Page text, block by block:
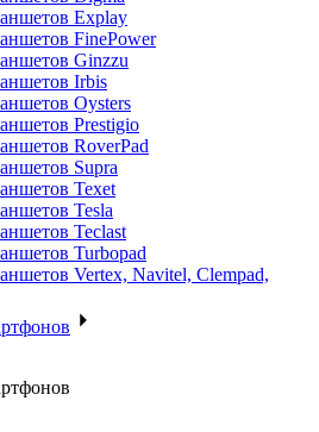
Explay
FinePower
Ginzzu
Irbis
Oysters
Prestigio
RoverPad
Supra
Texet
Tesla
Teclast
Turbopad
Vertex, Navitel, Clempad,